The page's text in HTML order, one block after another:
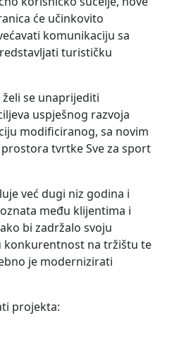
će učinkovito
komunikaciju sa
turističku
se unaprijediti
uspješnog razvoja
modificiranog, sa novim
tvrtke Sve za sport
već dugi niz godina i
među klijentima i
bi zadržalo svoju
konkurentnost na tržištu te
je modernizirati
projekta: